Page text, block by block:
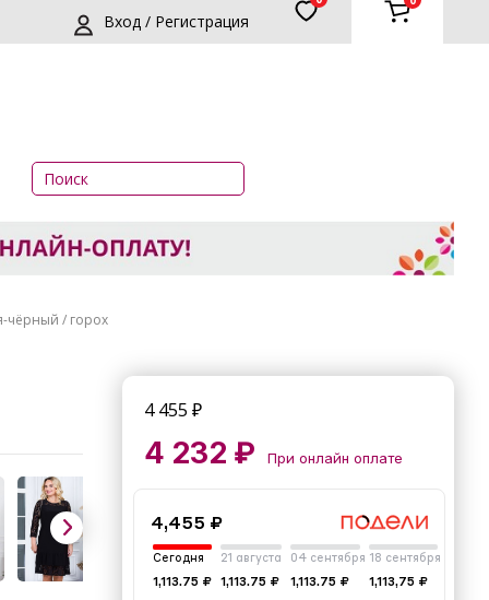
Вход / Регистрация
чёрный / горох
4 455 ₽
4 232 ₽ При онлайн оплате
4,455 ₽
Сегодня
1,113.75 ₽
21 августа
1,113.75 ₽
04 сентября
1,113.75 ₽
18 сентября
1,113,75 ₽